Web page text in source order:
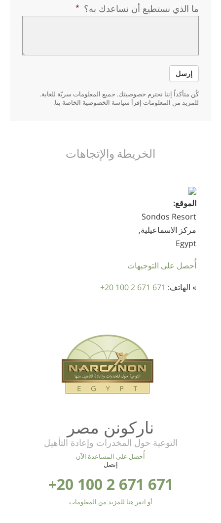
ما الذي نستطيع أن نساعدك به؟
إرسل
كُن متأكداً إننا نحترم خصوصيتك. جميع المعلومات سريّة للغاية.
للمزيد من المعلومات إقرأ سياسة الخصوصية الخاصة بنا.
الخريطة والإتجاهات
الموقع:
Sondos Resort
مركز الاسماعيلية,
Egypt
أُحصل على التوجيهات
» الهاتف: +20 100 2 671 671
‫ناركونن‬ ‫مصر‬
التوعية حول المخدرات وإعادة التأهيل
أُحصل على المساعدة الآن
إتصل
+20 100 2 671 671
أو انقر هنا للمزيد من المعلومات